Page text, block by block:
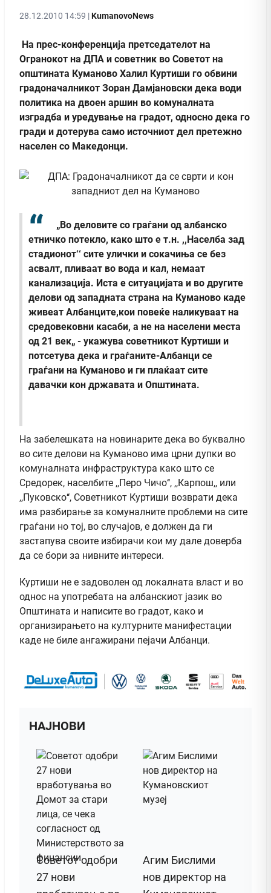
28.12.2010 14:59 |KumanovoNews
На прес-конференција претседателот на
Огранокот на ДПА и советник во Советот на
општината Куманово Халил Куртиши го обвини
градоначалникот Зоран Дамјановски дека води
политика на двоен аршин во комуналната
изградба и уредување на градот, односно дека го
гради и дотерува само источниот дел претежно
населен со Македонци.
„Во деловите со граѓани од албанско
етничко потекло, како што е т.н. ,,Населба зад
стадионот‘‘ сите улички и сокачиња се без
асвалт, пливаат во вода и кал, немаат
канализација. Иста е ситуацијата и во другите
делови од западната страна на Куманово каде
живеат Албанците,кои повеќе наликуваат на
средовековни касаби, а не на населени места
од 21 век„ - укажува советникот Куртиши и
потсетува дека и граѓаните-Албанци се
граѓани на Куманово и ги плаќаат сите
давачки кон државата и Општината.
На забелешката на новинарите дека во буквално
во сите делови на Куманово има црни дупки во
комуналната инфраструктура како што се
Средорек, населбите ,,Перо Чичо‘‘, ,,Карпош,, или
,,Пуковско‘‘, Советникот Куртиши возврати дека
има разбирање за комуналните проблеми на сите
граѓани но тој, во случајов, е должен да ги
застапува своите избирачи кои му дале доверба
да се бори за нивните интереси.
Куртиши не е задоволен од локалната власт и во
однос на употребата на албанскиот јазик во
Општината и написите во градот, како и
организирањето на културните манифестации
каде не биле ангажирани пејачи Албанци.
НАЈНОВИ
Советот одобри
27 нови
Агим Бислими
нов директор на